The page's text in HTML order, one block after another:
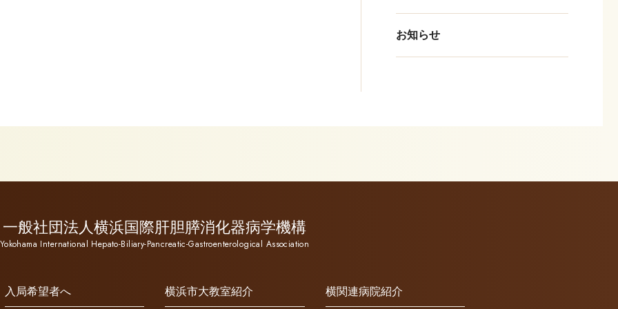
お知らせ
一般社団法人横浜国際肝胆膵消化器病学機構
Yokohama International Hepato-Biliary-Pancreatic-Gastroenterological Association
入局希望者へ 横浜市大教室紹介 横関連病院紹介